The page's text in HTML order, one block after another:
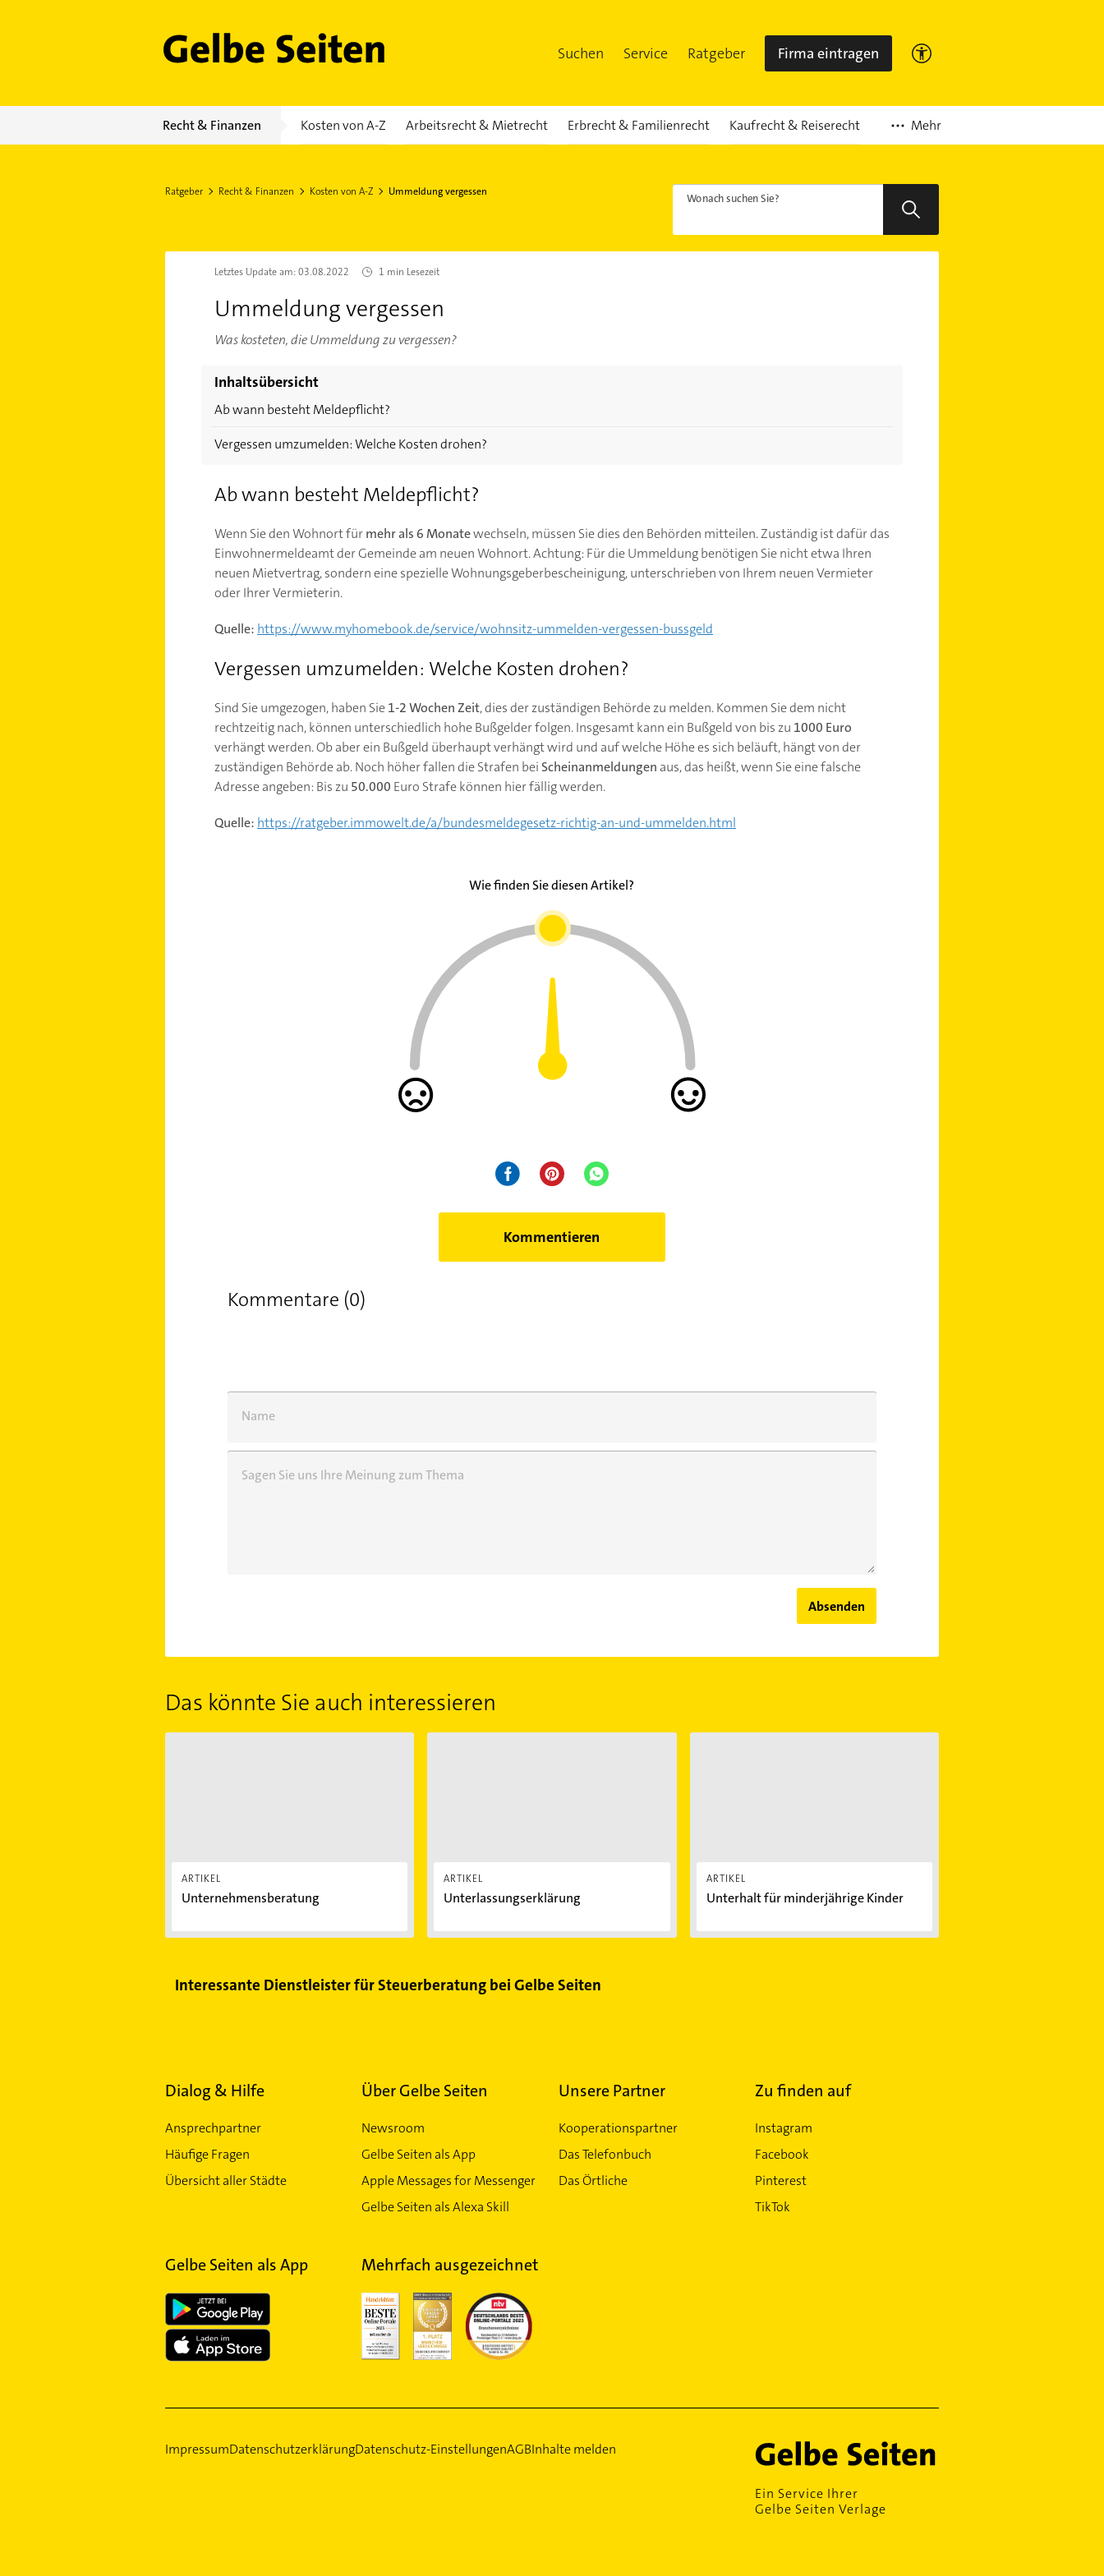
Gelbe Seiten Suchen Service Ratgeber Firma eintragen
Recht & Finanzen Kosten von A-Z Arbeitsrecht & Mietrecht Erbrecht & Familienrecht Kaufrecht & Reiserecht Mehr
Ratgeber Recht & Finanzen Kosten von A-Z Ummeldung vergessen Wonach suchen Sie?
Letztes Update am:03.08.2022 1 min Lesezeit
Ummeldung vergessen
Was kosteten, die Ummeldung zu vergessen?
Inhaltsübersicht
Ab wann besteht Meldepflicht?
Vergessen umzumelden: Welche Kosten drohen?
Ab wann besteht Meldepflicht?
Wenn Sie den Wohnort fürmehr als 6 Monatewechseln, müssen Sie dies den Behörden mitteilen. Zuständig ist dafür das
Einwohnermeldeamt der Gemeinde am neuen Wohnort. Achtung: Für die Ummeldung benötigen Sie nicht etwa Ihren
neuen Mietvertrag, sondern eine spezielle Wohnungsgeberbescheinigung, unterschrieben von Ihrem neuen Vermieter
oder Ihrer Vermieterin.
Quelle: https://www.myhomebook.de/service/wohnsitz-ummelden-vergessen-bussgeld
Vergessen umzumelden: Welche Kosten drohen?
Sind Sie umgezogen, haben Sie1-2 Wochen Zeit, dies der zuständigen Behörde zu melden. Kommen Sie dem nicht
rechtzeitig nach, können unterschiedlich hohe Bußgelder folgen. Insgesamt kann ein Bußgeld von bis zu 1000 Euro
verhängt werden. Ob aber ein Bußgeld überhaupt verhängt wird und auf welche Höhe es sich beläuft, hängt von der
zuständigen Behörde ab. Noch höher fallen die Strafen bei Scheinanmeldungen aus, das heißt, wenn Sie eine falsche
Adresse angeben: Bis zu 50.000 Euro Strafe können hier fällig werden.
Quelle: https://ratgeber.immowelt.de/a/bundesmeldegesetz-richtig-an-und-ummelden.html
Wie finden Sie diesen Artikel?
Kommentieren
Kommentare (0)
Name
Sagen Sie uns Ihre Meinung zum Thema
Absenden
Das könnte Sie auch interessieren
ARTIKEL
Unternehmensberatung
ARTIKEL
Unterlassungserklärung
ARTIKEL
Unterhalt für minderjährige Kinder
Interessante Dienstleister für Steuerberatung bei Gelbe Seiten
Dialog & Hilfe
Ansprechpartner
Häufige Fragen
Übersicht aller Städte
Über Gelbe Seiten
Newsroom
Gelbe Seiten als App
Apple Messages for Messenger
Gelbe Seiten als Alexa Skill
Unsere Partner
Kooperationspartner
Das Telefonbuch
Das Örtliche
Zu finden auf
Instagram
Facebook
Pinterest
TikTok
Gelbe Seiten als App Mehrfach ausgezeichnet
ImpressumDatenschutzerklärungDatenschutz-EinstellungenAGBInhalte melden
Ein Service Ihrer
Gelbe Seiten Verlage